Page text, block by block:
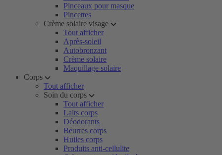
Pinceaux pour masque
Pincettes
Crème solaire visage
Tout afficher
Après-soleil
Autobronzant
Crème solaire
Maquillage solaire
Corps
Tout afficher
Soin du corps
Tout afficher
Laits corps
Déodorants
Beurres corps
Huiles corps
Produits anti-cellulite